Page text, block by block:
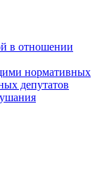
в отношении
нормативных
депутатов